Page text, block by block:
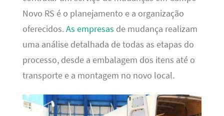
Novo RS é o planejamento e a organização
oferecidos. As empresas de mudança realizam
uma análise detalhada de todas as etapas do
processo, desde a embalagem dos itens até o
transporte e a montagem no novo local.